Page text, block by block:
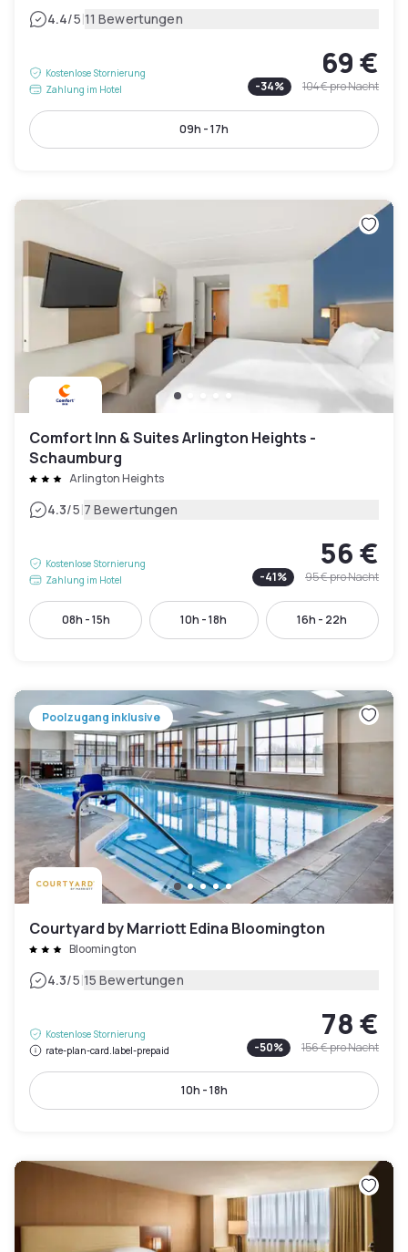
4.4/5|11 Bewertungen
Kostenlose Stornierung
Zahlung im Hotel
69 €
-34% 104 €pro Nacht
09h - 17h
Comfort Inn & Suites Arlington Heights -
Schaumburg
Arlington Heights
4.3/5|7 Bewertungen
Kostenlose Stornierung
Zahlung im Hotel
56 €
-41% 95 €pro Nacht
08h - 15h 10h - 18h 16h - 22h
Poolzugang inklusive
Courtyard by Marriott Edina Bloomington
Bloomington
4.3/5|15 Bewertungen
Kostenlose Stornierung
rate-plan-card.label-prepaid
78 €
-50% 156 €pro Nacht
10h - 18h